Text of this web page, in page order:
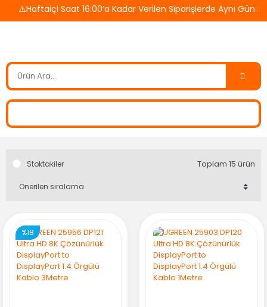
⚠️Haftaiçi Saat 16:00’a Kadar Verilen Siparişlerde Aynı Gün
Stoktakiler Toplam 15 ürün
%18